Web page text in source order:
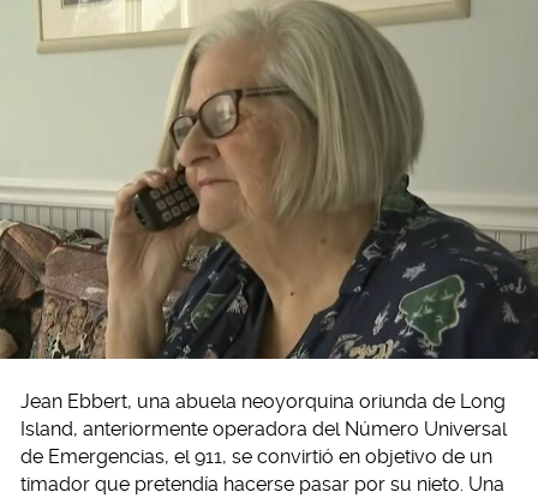
Jean Ebbert, una abuela neoyorquina oriunda de Long
Island, anteriormente operadora del Número Universal
de Emergencias, el 911, se convirtió en objetivo de un
timador que pretendía hacerse pasar por su nieto. Una